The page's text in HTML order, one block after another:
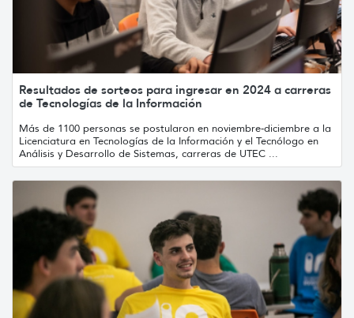
Resultados de sorteos para ingresar en 2024 a carreras
de Tecnologías de la Información
Más de 1100 personas se postularon en noviembre-diciembre a la
Licenciatura en Tecnologías de la Información y el Tecnólogo en
Análisis y Desarrollo de Sistemas, carreras de UTEC ...